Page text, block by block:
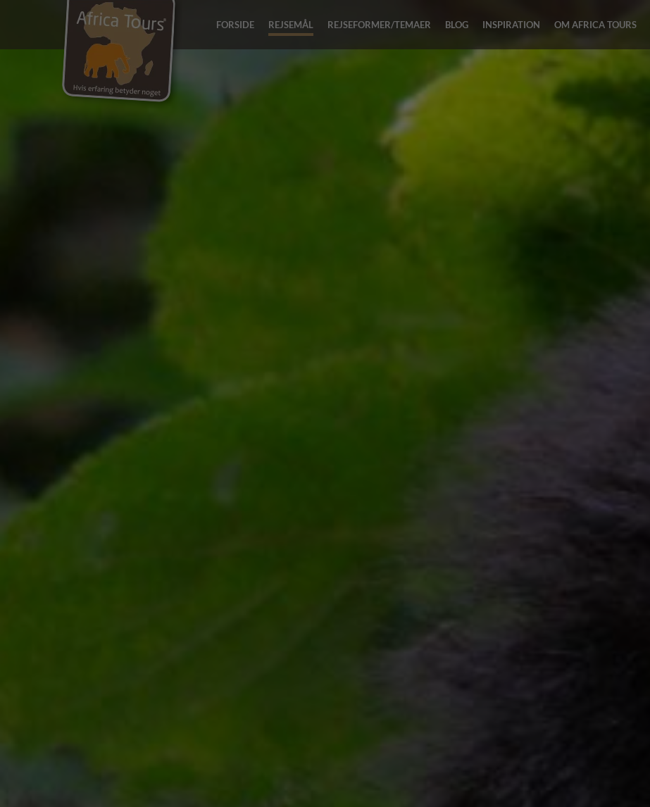
FORSIDE REJSEMÅL REJSEFORMER/TEMAER BLOG INSPIRATION OM AFRICA TOURS